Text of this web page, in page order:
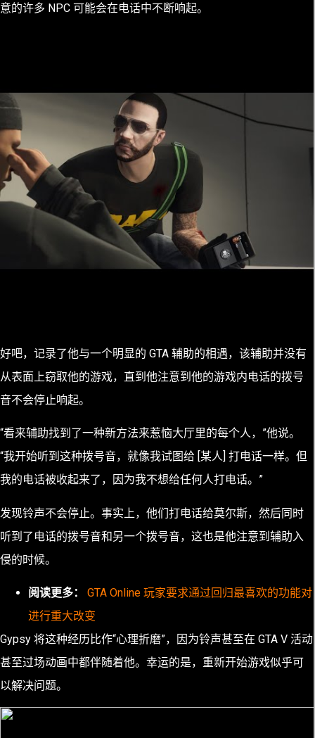
意的许多 NPC 可能会在电话中不断响起。
好吧，记录了他与一个明显的 GTA 辅助的相遇，该辅助并没有
从表面上窃取他的游戏，直到他注意到他的游戏内电话的拨号
音不会停止响起。
“看来辅助找到了一种新方法来惹恼大厅里的每个人，”他说。
“我开始听到这种拨号音，就像我试图给 [某人] 打电话一样。但
我的电话被收起来了，因为我不想给任何人打电话。”
发现铃声不会停止。事实上，他们打电话给莫尔斯，然后同时
听到了电话的拨号音和另一个拨号音，这也是他注意到辅助入
侵的时候。
阅读更多：
GTA Online 玩家要求通过回归最喜欢的功能对
进行重大改变
Gypsy 将这种经历比作“心理折磨”，因为铃声甚至在 GTA V 活动
甚至过场动画中都伴随着他。幸运的是，重新开始游戏似乎可
以解决问题。